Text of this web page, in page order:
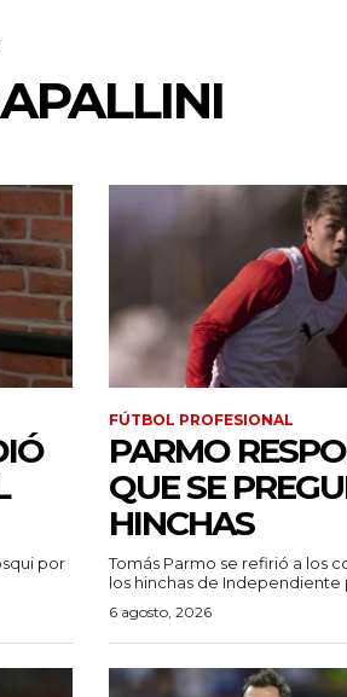
por
FÚTBOL PROFESIONAL
PARMO
QUE SE
HINCHAS
Tomás Parmo se refirió a los
los hinchas de Independiente
6 agosto, 2026